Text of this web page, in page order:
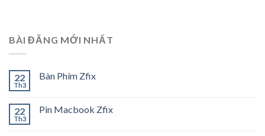
BÀI ĐĂNG MỚI NHẤT
22
Th3
Bàn Phím Zfix
22
Th3
Pin Macbook Zfix